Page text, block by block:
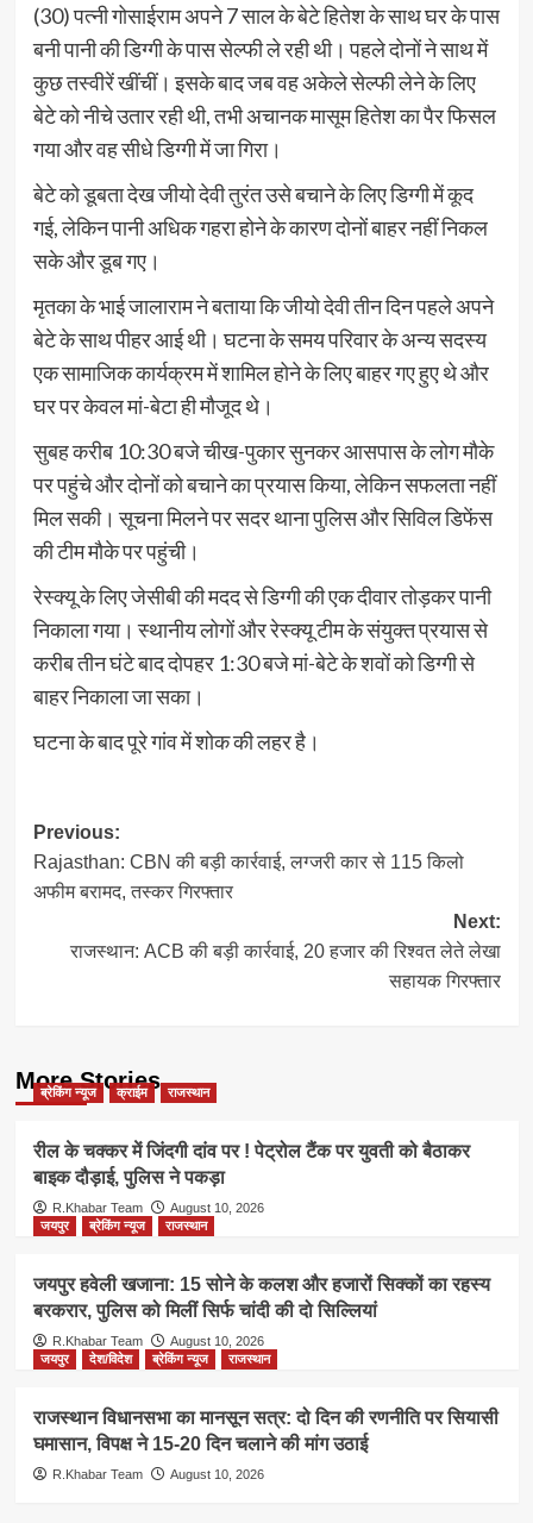
(30) पत्नी गोसाईराम अपने 7 साल के बेटे हितेश के साथ घर के पास
बनी पानी की डिग्गी के पास सेल्फी ले रही थी। पहले दोनों ने साथ में
कुछ तस्वीरें खींचीं। इसके बाद जब वह अकेले सेल्फी लेने के लिए
बेटे को नीचे उतार रही थी, तभी अचानक मासूम हितेश का पैर फिसल
गया और वह सीधे डिग्गी में जा गिरा।
बेटे को डूबता देख जीयो देवी तुरंत उसे बचाने के लिए डिग्गी में कूद
गई, लेकिन पानी अधिक गहरा होने के कारण दोनों बाहर नहीं निकल
सके और डूब गए।
मृतका के भाई जालाराम ने बताया कि जीयो देवी तीन दिन पहले अपने
बेटे के साथ पीहर आई थी। घटना के समय परिवार के अन्य सदस्य
एक सामाजिक कार्यक्रम में शामिल होने के लिए बाहर गए हुए थे और
घर पर केवल मां-बेटा ही मौजूद थे।
सुबह करीब 10:30 बजे चीख-पुकार सुनकर आसपास के लोग मौके
पर पहुंचे और दोनों को बचाने का प्रयास किया, लेकिन सफलता नहीं
मिल सकी। सूचना मिलने पर सदर थाना पुलिस और सिविल डिफेंस
की टीम मौके पर पहुंची।
रेस्क्यू के लिए जेसीबी की मदद से डिग्गी की एक दीवार तोड़कर पानी
निकाला गया। स्थानीय लोगों और रेस्क्यू टीम के संयुक्त प्रयास से
करीब तीन घंटे बाद दोपहर 1:30 बजे मां-बेटे के शवों को डिग्गी से
बाहर निकाला जा सका।
घटना के बाद पूरे गांव में शोक की लहर है।
Post
navigation
Previous:
Rajasthan: CBN की बड़ी कार्रवाई, लग्जरी कार से 115 किलो
अफीम बरामद, तस्कर गिरफ्तार
Next:
राजस्थान: ACB की बड़ी कार्रवाई, 20 हजार की रिश्वत लेते लेखा
सहायक गिरफ्तार
More Stories
ब्रेकिंग न्यूज क्राईम राजस्थान
रील के चक्कर में जिंदगी दांव पर ! पेट्रोल टैंक पर युवती को बैठाकर
बाइक दौड़ाई, पुलिस ने पकड़ा
R.Khabar Team
August 10, 2026
जयपुर
ब्रेकिंग न्यूज राजस्थान
जयपुर हवेली खजाना: 15 सोने के कलश और हजारों सिक्कों का रहस्य
बरकरार, पुलिस को मिलीं सिर्फ चांदी की दो सिल्लियां
R.Khabar Team
August 10, 2026
जयपुर
देश/विदेश ब्रेकिंग न्यूज राजस्थान
राजस्थान विधानसभा का मानसून सत्र: दो दिन की रणनीति पर सियासी
घमासान, विपक्ष ने 15-20 दिन चलाने की मांग उठाई
R.Khabar Team August 10, 2026